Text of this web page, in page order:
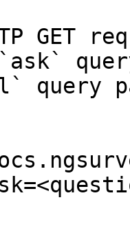
GET
query